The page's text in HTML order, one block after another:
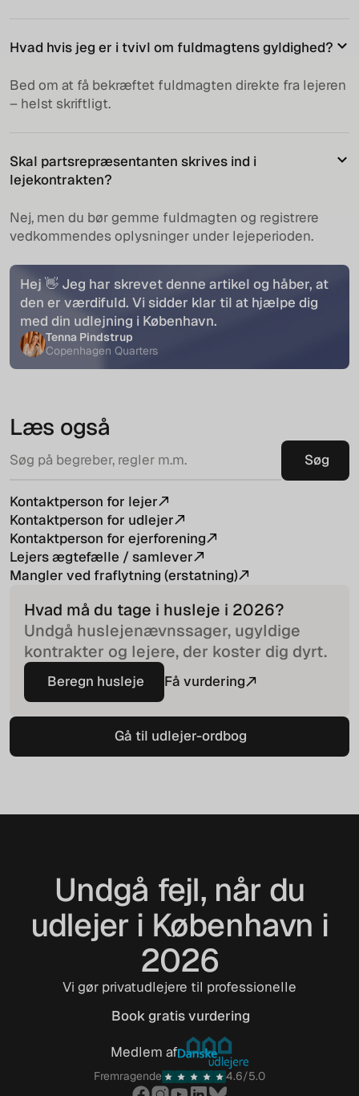
Hvad hvis jeg er i tvivl om fuldmagtens gyldighed?
Bed om at få bekræftet fuldmagten direkte fra lejeren
– helst skriftligt.
Skal partsrepræsentanten skrives ind i
lejekontrakten?
Nej, men du bør gemme fuldmagten og registrere
vedkommendes oplysninger under lejeperioden.
Hej 👋 Jeg har skrevet denne artikel og håber, at
den er værdifuld. Vi sidder klar til at hjælpe dig
med din udlejning i København.
Tenna Pindstrup
Copenhagen Quarters
Læs også
Kontaktperson for lejer
Kontaktperson for udlejer
Kontaktperson for ejerforening
Lejers ægtefælle / samlever
Mangler ved fraflytning (erstatning)
Hvad må du tage i husleje i 2026?
Undgå huslejenævnssager, ugyldige
kontrakter og lejere, der koster dig dyrt.
Beregn husleje
Beregn husleje
Få vurdering
Gå til udlejer-ordbog
Gå til udlejer-ordbog
Undgå fejl, når du
udlejer i København i
2026
Vi gør privatudlejere til professionelle
Book gratis vurdering
Book gratis vurdering
Medlem af
Fremragende 4.6/5.0